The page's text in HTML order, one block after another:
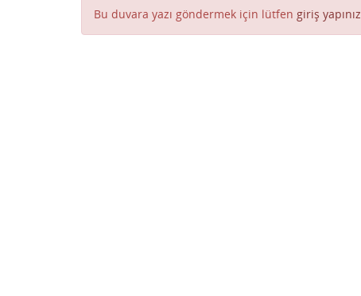
Bu duvara yazı göndermek için lütfen giriş yapınız